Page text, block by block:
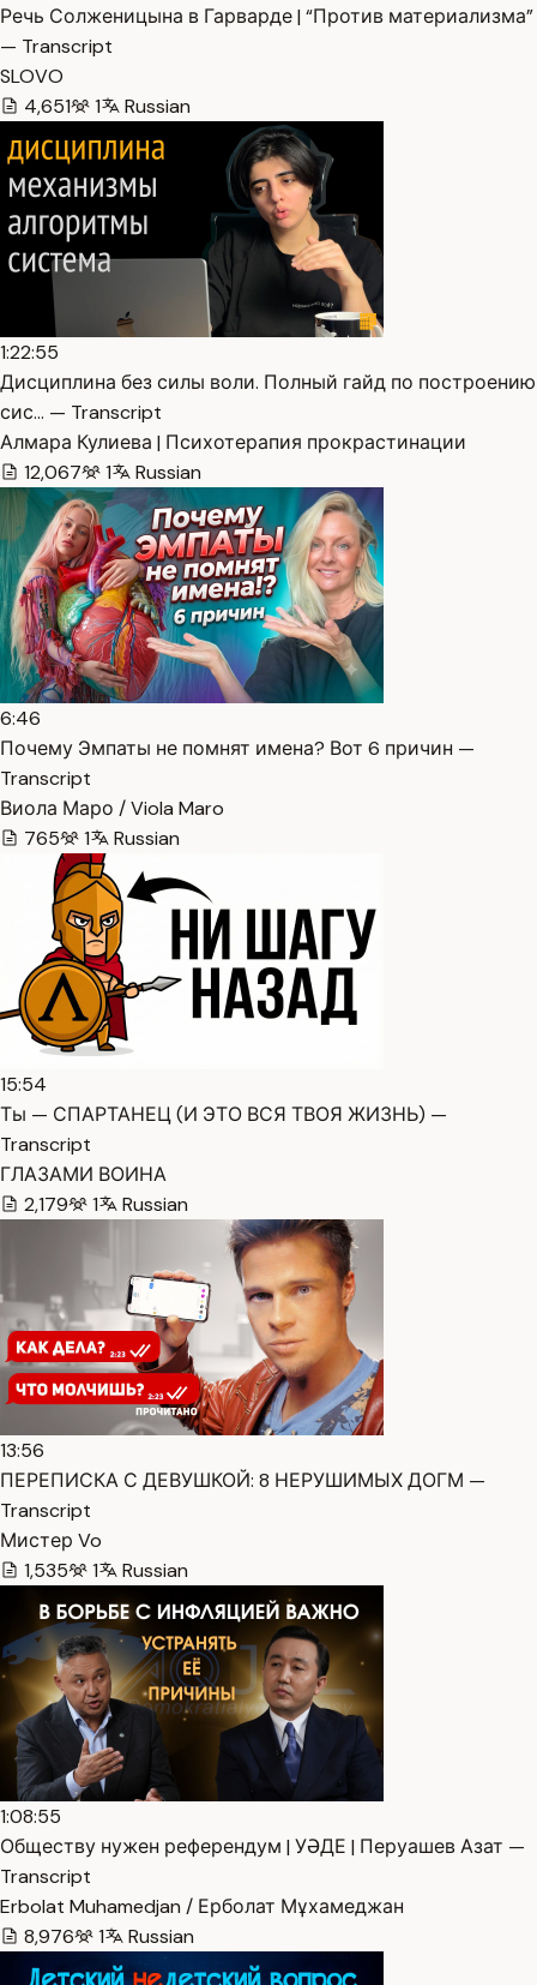
Речь Солженицына в Гарварде | “Против материализма”
— Transcript
SLOVO
4,651
1 Russian
1:22:55
Дисциплина без силы воли. Полный гайд по построению
сис… — Transcript
Алмара Кулиева | Психотерапия прокрастинации
12,067
1 Russian
6:46
Почему Эмпаты не помнят имена? Вот 6 причин —
Transcript
Виола Маро / Viola Maro
765
1 Russian
15:54
Ты — СПАРТАНЕЦ (И ЭТО ВСЯ ТВОЯ ЖИЗНЬ) —
Transcript
ГЛАЗАМИ ВОИНА
2,179
1 Russian
13:56
ПЕРЕПИСКА С ДЕВУШКОЙ: 8 НЕРУШИМЫХ ДОГМ —
Transcript
Мистер Vo
1,535
1 Russian
1:08:55
Обществу нужен референдум | УӘДЕ | Перуашев Азат —
Transcript
Erbolat Muhamedjan / Ерболат Мұхамеджан
8,976
1 Russian